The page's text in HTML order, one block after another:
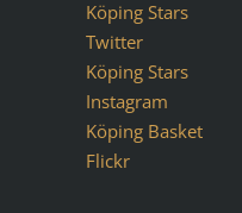
Köping Stars
Twitter
Köping Stars
Instagram
Köping Basket
Flickr